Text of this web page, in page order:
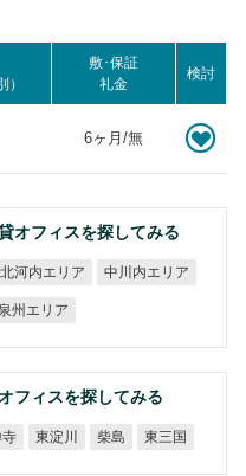
敷･保証
礼金
検討
6ヶ月/無
オフィスを探してみる
北河内エリア 中川内エリア
泉州エリア
フィスを探してみる
東淀川 柴島 東三国